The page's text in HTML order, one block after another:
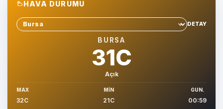
HAVA DURUMU
Sehir sec
DETAY
BURSA
31C
Açık
MAX
32C
MIN
21C
GUN.
00:59